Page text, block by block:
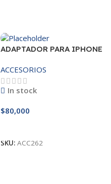
ADAPTADOR PARA IPHONE
ACCESORIOS
In stock
$80,000
SKU: ACC262